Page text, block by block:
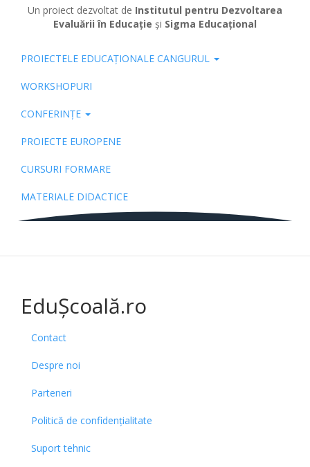
Un proiect dezvoltat de Institutul pentru Dezvoltarea
Evaluării în Educație și Sigma Educațional
Pub
PROIECTELE EDUCAȚIONALE CANGURUL
WORKSHOPURI
CONFERINȚE
PROIECTE EUROPENE
CURSURI FORMARE
MATERIALE DIDACTICE
EduȘcoală.ro
Contact
Despre noi
Parteneri
Politică de confidențialitate
Suport tehnic